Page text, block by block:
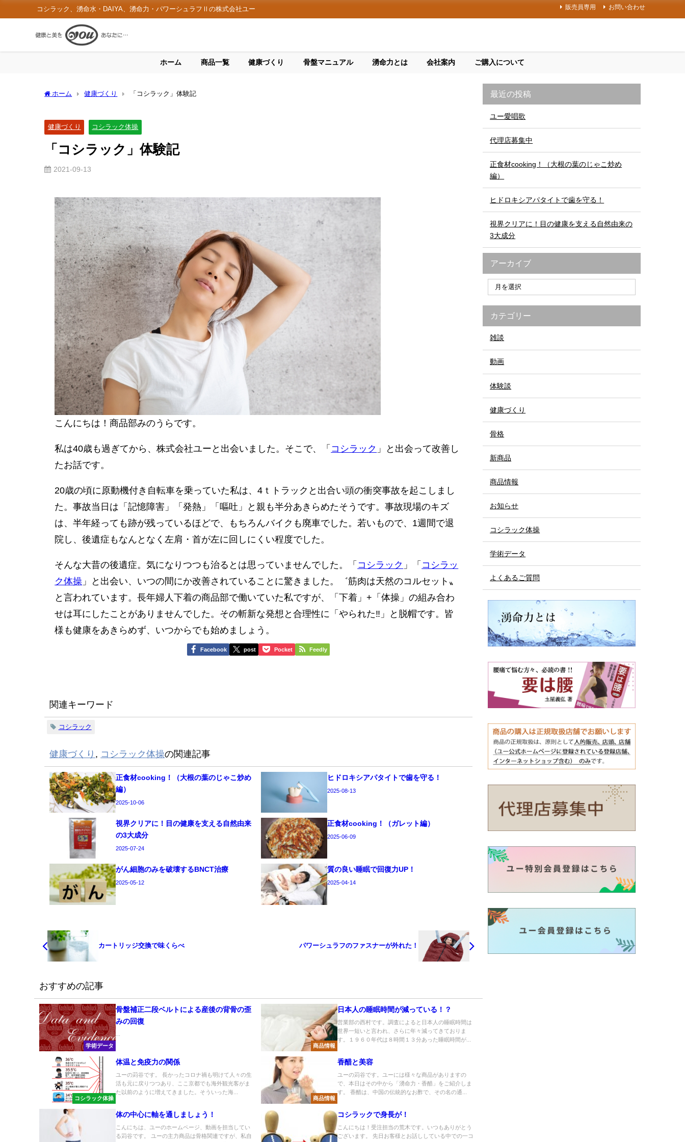
コシラック、湧命水・DAIYA、湧命力・パワーシュラフⅡの株式会社ユー 販売員専用 お問い合わせ
ホーム 商品一覧 健康づくり 骨盤マニュアル 湧命力とは 会社案内 ご購入について
ホーム 健康づくり 「コシラック」体験記
健康づくり コシラック体操
「コシラック」体験記
2021-09-13
こんにちは！商品部みのうらです。
私は40歳も過ぎてから、株式会社ユーと出会いました。そこで、「 コシラック 」と出会って改善し
たお話です。
20歳の頃に原動機付き自転車を乗っていた私は、4ｔトラックと出合い頭の衝突事故を起こしまし
た。事故当日は「記憶障害」「発熱」「嘔吐」と親も半分あきらめたそうです。事故現場のキズ
は、半年経っても跡が残っているほどで、もちろんバイクも廃車でした。若いもので、1週間で退
院し、後遺症もなんとなく左肩・首が左に回しにくい程度でした。
そんな大昔の後遺症。気になりつつも治るとは思っていませんでした。「 コシラック 」「 コシラッ
ク体操 」と出会い、いつの間にか改善されていることに驚きました。゛筋肉は天然のコルセット〟
と言われています。長年婦人下着の商品部で働いていた私ですが、「下着」+「体操」の組み合わ
せは耳にしたことがありませんでした。その斬新な発想と合理性に「やられた‼」と脱帽です。皆
様も健康をあきらめず、いつからでも始めましょう。
Facebook post Pocket Feedly
関連キーワード
コシラック
健康づくり コシラック体操の関連記事
正食材cooking！（大根の葉のじゃこ炒め
編）
2025-10-06
ヒドロキシアパタイトで歯を守る！
2025-08-13
視界クリアに！目の健康を支える自然由来
の3大成分
2025-07-24
正食材cooking！（ガレット編）
2025-06-09
がん細胞のみを破壊するBNCT治療
2025-05-12
質の良い睡眠で回復力UP！
2025-04-14
カートリッジ交換で味くらべ パワーシュラフのファスナーが外れた！
おすすめの記事
学術データ
骨盤補正二段ベルトによる産後の背骨の歪
みの回復
商品情報
日本人の睡眠時間が減っている！？
営業部の西村です。調査によると日本人の睡眠時間は
世界一短いと言われ、さらに年々減ってきておりま
す。１９６０年代は８時間１３分あった睡眠時間が...
コシラック体操
体温と免疫力の関係
ユーの苅谷です。 長かったコロナ禍も明けて人々の生
活も元に戻りつつあり、ここ京都でも海外観光客がま
た以前のように増えてきました。そういった海...
商品情報
香醋と美容
ユーの苅谷です。ユーには様々な商品がありますの
で、本日はその中から「湧命力・香醋」をご紹介しま
す。 香醋は、中国の伝統的なお酢で、その名の通...
体の中心に軸を通しましょう！
こんにちは、ユーのホームページ、動画を担当してい
る苅谷です。 ユーの主力商品は骨格関連ですが、私自
コシラックで身長が！
こんにちは！受注担当の荒木です。いつもありがとう
ございます。 先日お客様とお話ししている中での一コ
最近の投稿
ユー愛唱歌
代理店募集中
正食材cooking！（大根の葉のじゃこ炒め
編）
ヒドロキシアパタイトで歯を守る！
視界クリアに！目の健康を支える自然由来の
3大成分
アーカイブ
カテゴリー
雑談
動画
体験談
健康づくり
骨格
新商品
商品情報
お知らせ
コシラック体操
学術データ
よくあるご質問